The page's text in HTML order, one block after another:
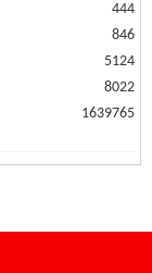
444
846
5124
8022
1639765